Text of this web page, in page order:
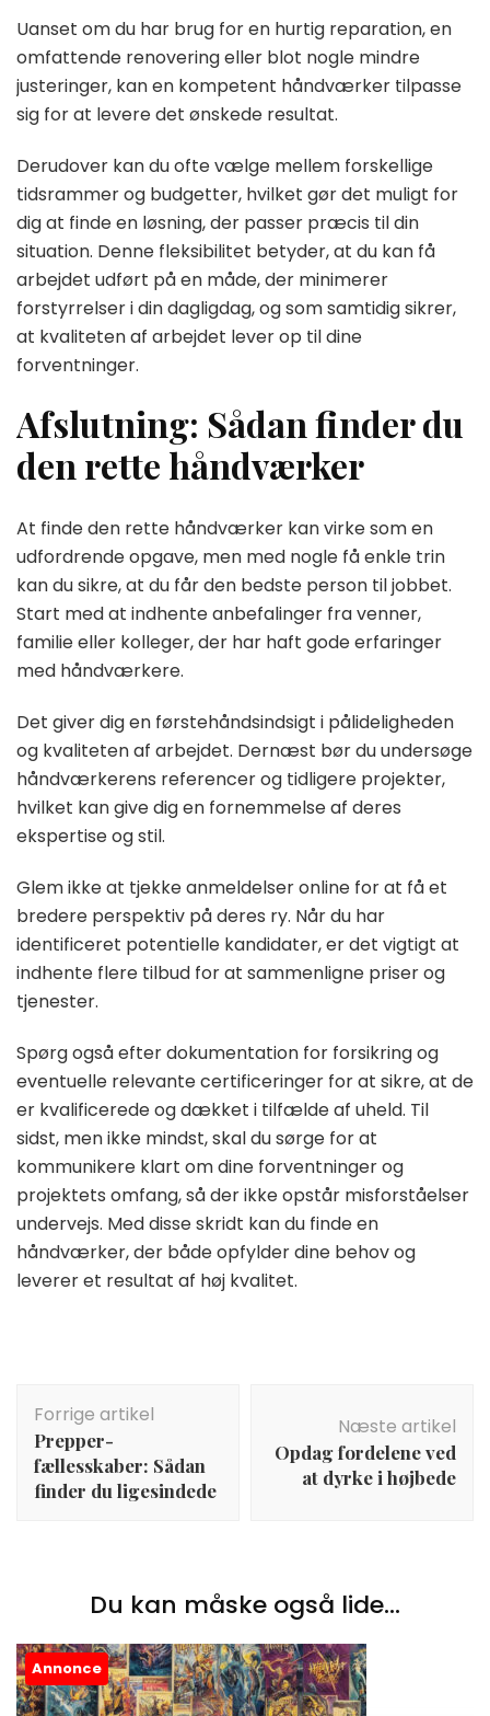
Uanset om du har brug for en hurtig reparation, en
omfattende renovering eller blot nogle mindre
justeringer, kan en kompetent håndværker tilpasse
sig for at levere det ønskede resultat.
Derudover kan du ofte vælge mellem forskellige
tidsrammer og budgetter, hvilket gør det muligt for
dig at finde en løsning, der passer præcis til din
situation. Denne fleksibilitet betyder, at du kan få
arbejdet udført på en måde, der minimerer
forstyrrelser i din dagligdag, og som samtidig sikrer,
at kvaliteten af arbejdet lever op til dine
forventninger.
Afslutning: Sådan finder du
den rette håndværker
At finde den rette håndværker kan virke som en
udfordrende opgave, men med nogle få enkle trin
kan du sikre, at du får den bedste person til jobbet.
Start med at indhente anbefalinger fra venner,
familie eller kolleger, der har haft gode erfaringer
med håndværkere.
Det giver dig en førstehåndsindsigt i pålideligheden
og kvaliteten af arbejdet. Dernæst bør du undersøge
håndværkerens referencer og tidligere projekter,
hvilket kan give dig en fornemmelse af deres
ekspertise og stil.
Glem ikke at tjekke anmeldelser online for at få et
bredere perspektiv på deres ry. Når du har
identificeret potentielle kandidater, er det vigtigt at
indhente flere tilbud for at sammenligne priser og
tjenester.
Spørg også efter dokumentation for forsikring og
eventuelle relevante certificeringer for at sikre, at de
er kvalificerede og dækket i tilfælde af uheld. Til
sidst, men ikke mindst, skal du sørge for at
kommunikere klart om dine forventninger og
projektets omfang, så der ikke opstår misforståelser
undervejs. Med disse skridt kan du finde en
håndværker, der både opfylder dine behov og
leverer et resultat af høj kvalitet.
Forrige artikel
Prepper-
fællesskaber: Sådan
finder du ligesindede
Næste artikel
Opdag fordelene ved
at dyrke i højbede
Du kan måske også lide...
Annonce